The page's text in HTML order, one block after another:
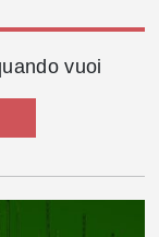
vuoi